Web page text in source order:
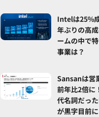
Intelは25%
年ぶりの高
ームの中で
事業は？
Sansanは営
前年比2倍に
代名詞だっ
が黒字目前に